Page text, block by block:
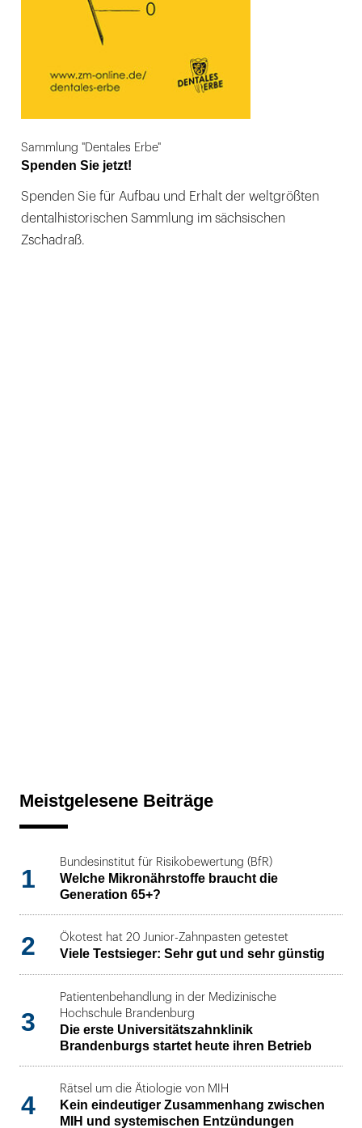
Sammlung "Dentales Erbe"
Spenden Sie jetzt!
Spenden Sie für Aufbau und Erhalt der weltgrößten
dentalhistorischen Sammlung im sächsischen
Zschadraß.
Meistgelesene Beiträge
1
Bundesinstitut für Risikobewertung (BfR)
Welche Mikronährstoffe braucht die
Generation 65+?
2 Ökotest hat 20 Junior-Zahnpasten getestet
Viele Testsieger: Sehr gut und sehr günstig
3
Patientenbehandlung in der Medizinische
Hochschule Brandenburg
Die erste Universitätszahnklinik
Brandenburgs startet heute ihren Betrieb
4
Rätsel um die Ätiologie von MIH
Kein eindeutiger Zusammenhang zwischen
MIH und systemischen Entzündungen